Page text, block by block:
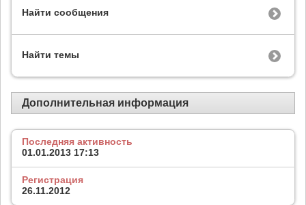
Найти сообщения
Найти темы
Дополнительная информация
Последняя активность
01.01.2013 17:13
Регистрация
26.11.2012